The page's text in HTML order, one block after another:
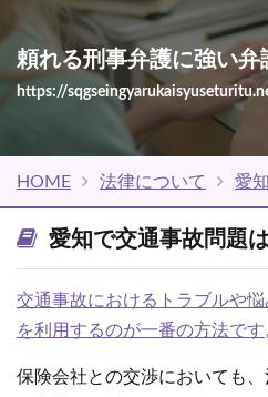
頼れる刑事弁護に強い弁
https://
HOME 法律について 愛
愛知で交通事故問題
交通事故におけるトラブルや
を利用するのが一番の方法です
保険会社との交渉においても